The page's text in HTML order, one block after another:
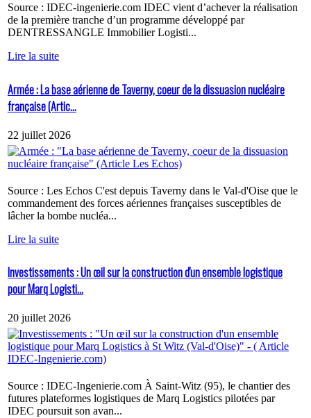
Source : IDEC-ingenierie.com IDEC vient d’achever la réalisation
de la première tranche d’un programme développé par
DENTRESSANGLE Immobilier Logisti...
Lire la suite
Armée : La base aérienne de Taverny, coeur de la dissuasion nucléaire
française (Artic...
22 juillet 2026
Source : Les Echos C'est depuis Taverny dans le Val-d'Oise que le
commandement des forces aériennes françaises susceptibles de
lâcher la bombe nucléa...
Lire la suite
Investissements : Un œil sur la construction d'un ensemble logistique
pour Marq Logisti...
20 juillet 2026
Source : IDEC-Ingenierie.com À Saint-Witz (95), le chantier des
futures plateformes logistiques de Marq Logistics pilotées par
IDEC poursuit son avan...